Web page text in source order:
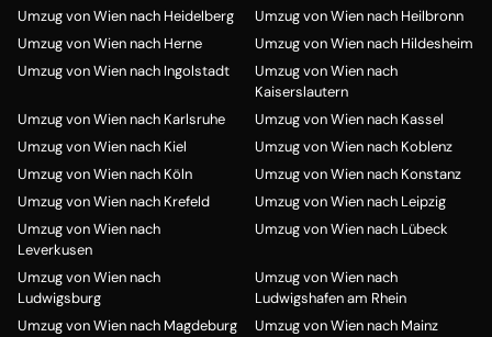
Umzug von Wien nach Heidelberg
Umzug von Wien nach Heilbronn
Umzug von Wien nach Herne
Umzug von Wien nach Hildesheim
Umzug von Wien nach Ingolstadt
Umzug von Wien nach
Kaiserslautern
Umzug von Wien nach Karlsruhe
Umzug von Wien nach Kassel
Umzug von Wien nach Kiel
Umzug von Wien nach Koblenz
Umzug von Wien nach Köln
Umzug von Wien nach Konstanz
Umzug von Wien nach Krefeld
Umzug von Wien nach Leipzig
Umzug von Wien nach
Leverkusen
Umzug von Wien nach Lübeck
Umzug von Wien nach
Ludwigsburg
Umzug von Wien nach
Ludwigshafen am Rhein
Umzug von Wien nach Magdeburg
Umzug von Wien nach Mainz